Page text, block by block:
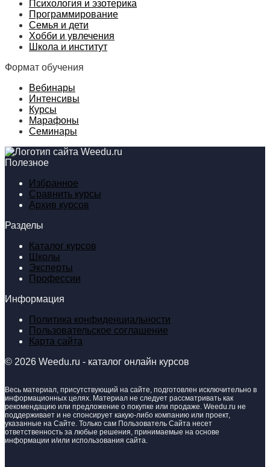
Психология и эзотерика
Программирование
Семья и дети
Хобби и увлечения
Школа и институт
Формат обучения
Вебинары
Интенсивы
Курсы
Марафоны
Семинары
Полезное
Избранное
Сравнить курсы
Архив курсов
Разделы
Каталог курсов
Школы
Эксперты
Профессии
Информация
Политика конфиденциальности
Пользовательское соглашение
Карта сайта
© 2026 Weedu.ru - каталог онлайн курсов
Весь материал, присутствующий на сайте, подготовлен исключительно в
информационных целях. Материал не следует рассматривать как
рекомендацию или предложение о покупке или продаже. Weedu.ru не
поддерживает и не спонсирует какую-либо компанию или проект,
указанные на Сайте. Только сам Пользователь Сайта несет
ответственность за любые решения, принимаемые на основе
информации и/или использования сайта.